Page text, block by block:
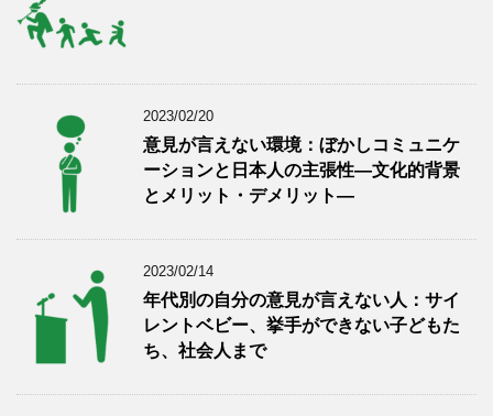
2023/02/20
意見が言えない環境：ぼかしコミュニケ
ーションと日本人の主張性―文化的背景
とメリット・デメリット―
2023/02/14
年代別の自分の意見が言えない人：サイ
レントベビー、挙手ができない子どもた
ち、社会人まで